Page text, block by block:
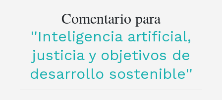
Comentario para
Inteligencia artificial,
justicia y objetivos de
desarrollo sostenible